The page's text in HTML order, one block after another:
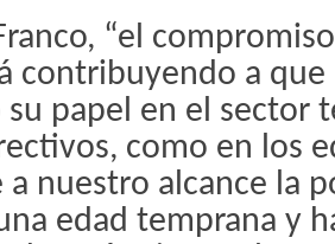
“el
contribuyendo a
papel en el sector
como en los
nuestro alcance la
edad temprana y